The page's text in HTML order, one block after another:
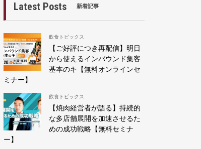
Latest Posts 新着記事
飲食トピックス
【ご好評につき再配信】明日
から使えるインバウンド集客
基本のキ【無料オンラインセ
ミナー】
飲食トピックス
【焼肉経営者が語る】持続的
な多店舗展開を加速させるた
めの成功戦略【無料セミナ
ー】